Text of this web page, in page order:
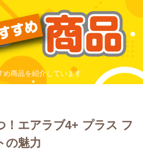
め商品を紹介しています
！エアラブ4+ プラス フ
の魅力